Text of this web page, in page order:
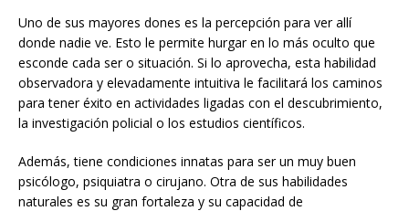
Uno de sus mayores dones es la percepción para ver allí
donde nadie ve. Esto le permite hurgar en lo más oculto que
esconde cada ser o situación. Si lo aprovecha, esta habilidad
observadora y elevadamente intuitiva le facilitará los caminos
para tener éxito en actividades ligadas con el descubrimiento,
la investigación policial o los estudios científicos.
Además, tiene condiciones innatas para ser un muy buen
psicólogo, psiquiatra o cirujano. Otra de sus habilidades
naturales es su gran fortaleza y su capacidad de